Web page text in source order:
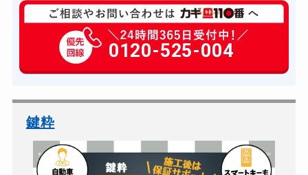
玄関カギ交換 14,300円～(税込)
0120-525-004
鍵粋